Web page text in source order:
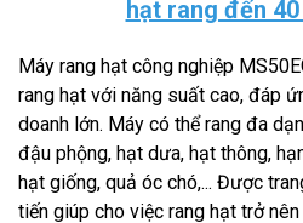
hạt rang đến
Máy rang hạt công nghiệp
rang hạt với năng suất cao, đáp
doanh lớn. Máy có thể rang đa
đậu phộng, hạt dưa, hạt thông,
hạt giống, quả óc chó,... Được
tiến giúp cho việc rang hạt trở